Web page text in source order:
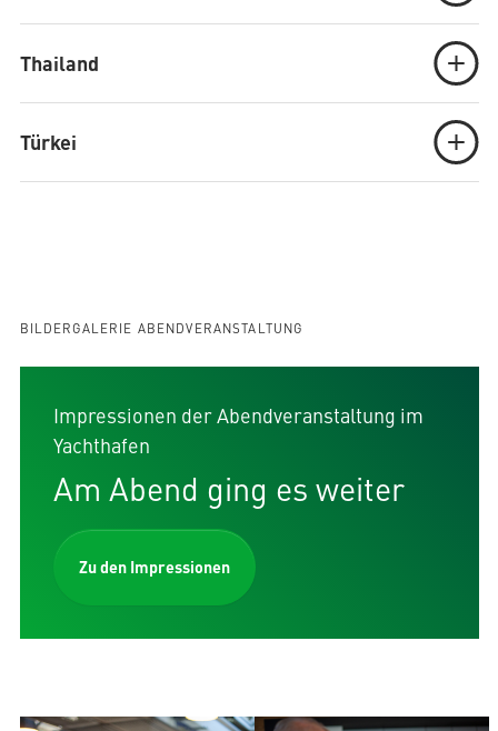
Thailand
Türkei
BILDERGALERIE ABENDVERANSTALTUNG
Impressionen der Abendveranstaltung im
Yachthafen
Am Abend ging es weiter
Zu den Impressionen